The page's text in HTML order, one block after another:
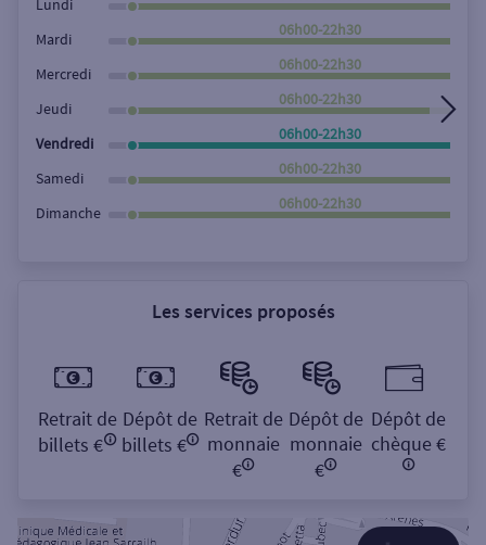
Rechercher
Lundi
Mardi
06h00-22h30
Mercredi
06h00-22h30
Jeudi
06h00-22h30
Vendredi
06h00-22h30
Samedi
06h00-22h30
Dimanche
06h00-22h30
Les services proposés
Retrait de
billets €
Dépôt de
billets €
Retrait de
monnaie
€
Dépôt de
monnaie
€
Dépôt de
chèque €